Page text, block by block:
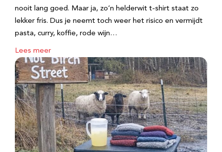
nooit lang goed. Maar ja, zo’n helderwit t-shirt staat zo
lekker fris. Dus je neemt toch weer het risico en vermijdt
pasta, curry, koffie, rode wijn…
Lees meer